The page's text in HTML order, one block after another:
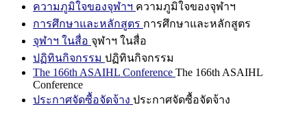
ความภูมิใจของจุฬาฯ ความภูมิใจของจุฬาฯ
การศึกษาและหลักสูตร การศึกษาและหลักสูตร
จุฬาฯ ในสื่อ จุฬาฯ ในสื่อ
ปฏิทินกิจกรรม ปฏิทินกิจกรรม
The 166th ASAIHL Conference The 166th ASAIHL
Conference
ประกาศจัดซื้อจัดจ้าง ประกาศจัดซื้อจัดจ้าง